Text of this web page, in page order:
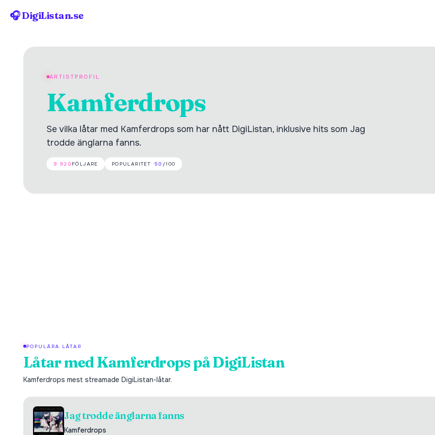
🎧 DigiListan.se
ARTISTPROFIL
Kamferdrops
Se vilka låtar med Kamferdrops som har nått DigiListan, inklusive hits som Jag
trodde änglarna fanns.
9 920 FÖLJARE POPULARITET ·50 /100
POPULÄRA LÅTAR
Låtar medKamferdropspå DigiListan
Kamferdrops mest streamade DigiListan-låtar.
Jag trodde änglarna fanns
Kamferdrops